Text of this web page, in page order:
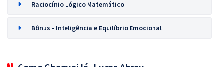
Raciocínio Lógico Matemático
Bônus - Inteligência e Equilíbrio Emocional